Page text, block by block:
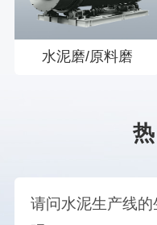
水泥磨/原料磨
请问水泥生产线